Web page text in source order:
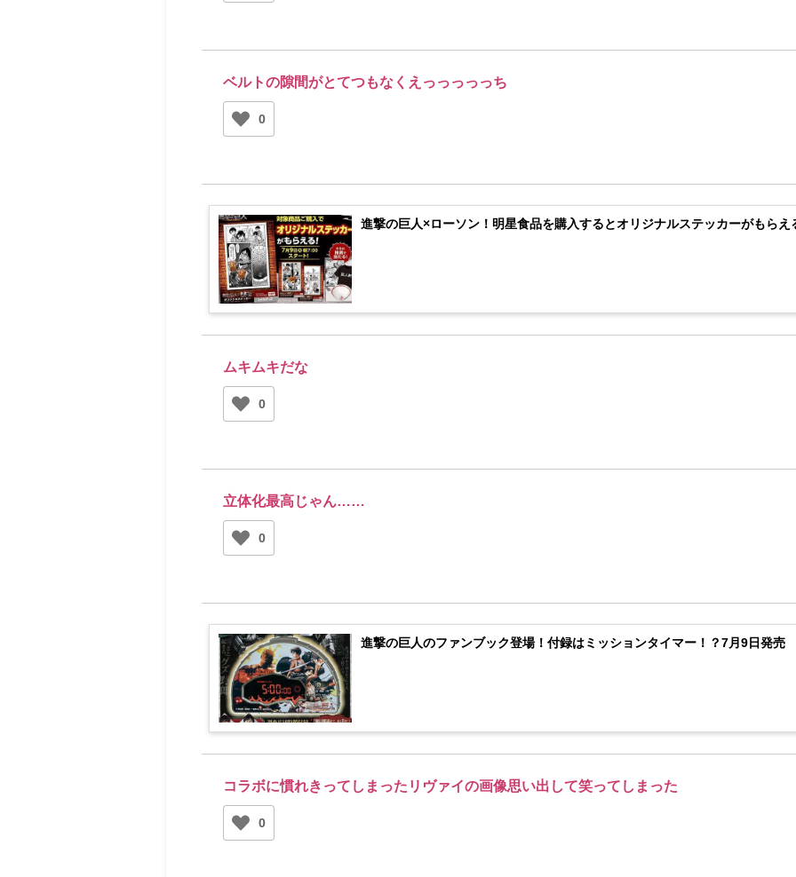
ベルトの隙間がとてつもなくえっっっっっち
0
進撃の巨人×ローソン！明星食品を購入するとオリジナルステッカーがもらえ
ムキムキだな
0
立体化最高じゃん……
0
進撃の巨人のファンブック登場！付録はミッションタイマー！？7月9日発売
コラボに慣れきってしまったリヴァイの画像思い出して笑ってしまった
0